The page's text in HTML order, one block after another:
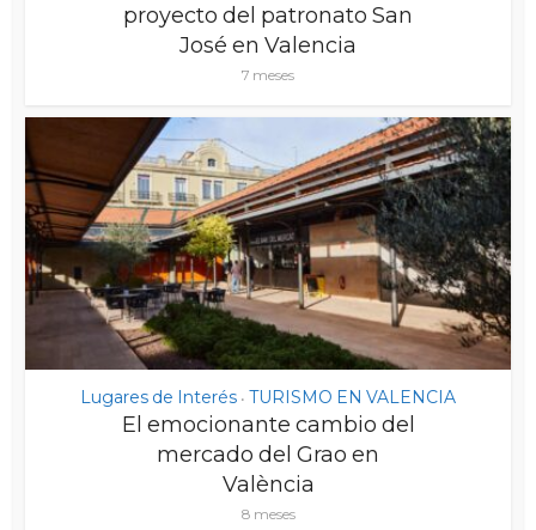
proyecto del patronato San
José en Valencia
7 meses
Lugares de Interés • TURISMO EN VALENCIA
El emocionante cambio del
mercado del Grao en
València
8 meses